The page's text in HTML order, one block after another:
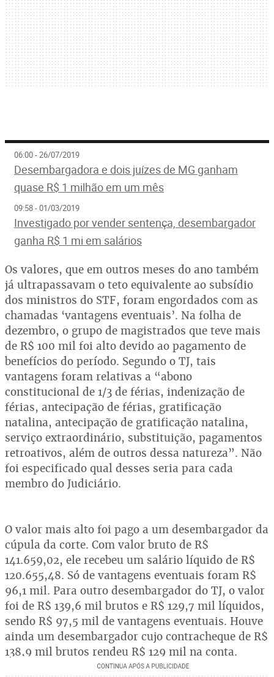
06:00 - 26/07/2019
Desembargadora e dois juízes de MG ganham
quase R$ 1 milhão em um mês
09:58 - 01/03/2019
Investigado por vender sentença, desembargador
ganha R$ 1 mi em salários
Os valores, que em outros meses do ano também
já ultrapassavam o teto equivalente ao subsídio
dos ministros do STF, foram engordados com as
chamadas ‘vantagens eventuais’. Na folha de
dezembro, o grupo de magistrados que teve mais
de R$ 100 mil foi alto devido ao pagamento de
benefícios do período. Segundo o TJ, tais
vantagens foram relativas a “abono
constitucional de 1/3 de férias, indenização de
férias, antecipação de férias, gratificação
natalina, antecipação de gratificação natalina,
serviço extraordinário, substituição, pagamentos
retroativos, além de outros dessa natureza”. Não
foi especificado qual desses seria para cada
membro do Judiciário.
O valor mais alto foi pago a um desembargador da
cúpula da corte. Com valor bruto de R$
141.659,02, ele recebeu um salário líquido de R$
120.655,48. Só de vantagens eventuais foram R$
96,1 mil. Para outro desembargador do TJ, o valor
foi de R$ 139,6 mil brutos e R$ 129,7 mil líquidos,
sendo R$ 97,5 mil de vantagens eventuais. Houve
ainda um desembargador cujo contracheque de R$
138,9 mil brutos rendeu R$ 129 mil na conta.